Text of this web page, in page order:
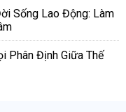
Sống Lao Động: Làm
Phân Định Giữa Thế